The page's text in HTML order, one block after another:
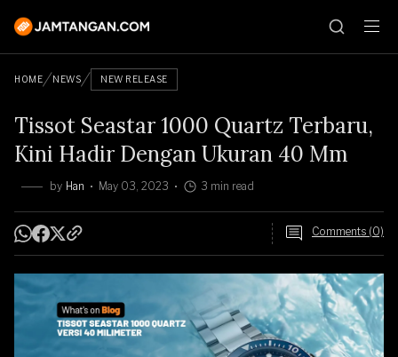
HOME NEWS NEW RELEASE
Tissot Seastar 1000 Quartz Terbaru,
Kini Hadir Dengan Ukuran 40 Mm
by Han May 03, 2023 3 min read
Comments (0)